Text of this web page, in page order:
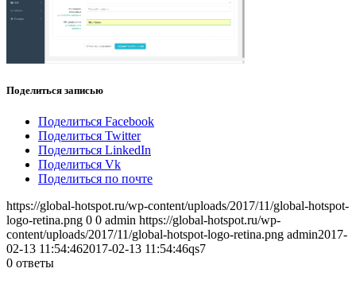
Поделиться записью
Поделиться Facebook
Поделиться Twitter
Поделиться LinkedIn
Поделиться Vk
Поделиться по почте
https://global-hotspot.ru/wp-content/uploads/2017/11/global-hotspot-
logo-retina.png 0 0 admin https://global-hotspot.ru/wp-
content/uploads/2017/11/global-hotspot-logo-retina.png admin2017-
02-13 11:54:462017-02-13 11:54:46qs7
0 ответы